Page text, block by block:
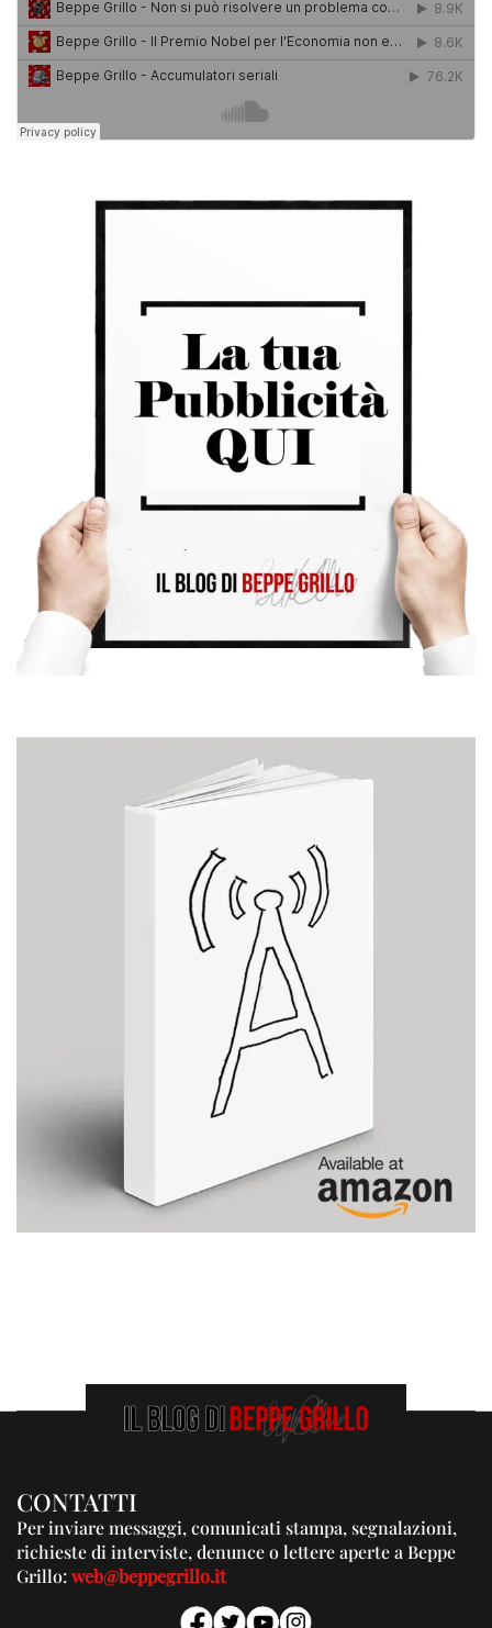
CONTATTI
Per inviare messaggi, comunicati stampa, segnalazioni,
richieste di interviste, denunce o lettere aperte a Beppe
Grillo:web@beppegrillo.it